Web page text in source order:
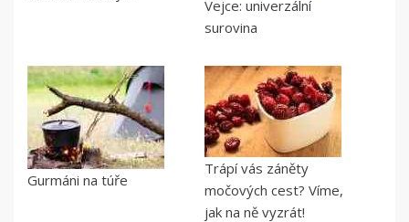
Vejce: univerzální
surovina
Gurmáni na túře
Trápí vás záněty
močových cest? Víme,
jak na ně vyzrát!